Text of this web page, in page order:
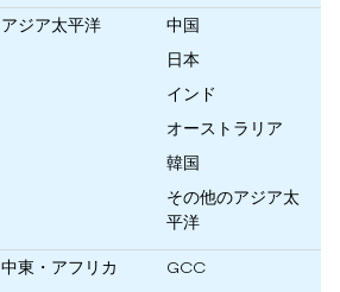
アジア太平洋
中国
日本
インド
オーストラリア
韓国
その他のアジア太
平洋
中東・アフリカ
GCC